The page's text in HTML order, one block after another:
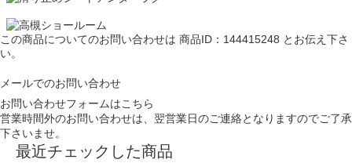
この商品についてのお問い合わせは 商品ID：144415248 とお伝え下さ
い。
メールでのお問い合わせ
お問い合わせフォームはこちら
営業時間外のお問い合わせは、翌営業日のご連絡となりますのでご了承
下さいませ。
最近チェックした商品